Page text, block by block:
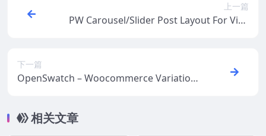
上一篇
PW Carousel/Slider Post Layout For Visu
下一篇
OpenSwatch – Woocommerce Variations
相关文章